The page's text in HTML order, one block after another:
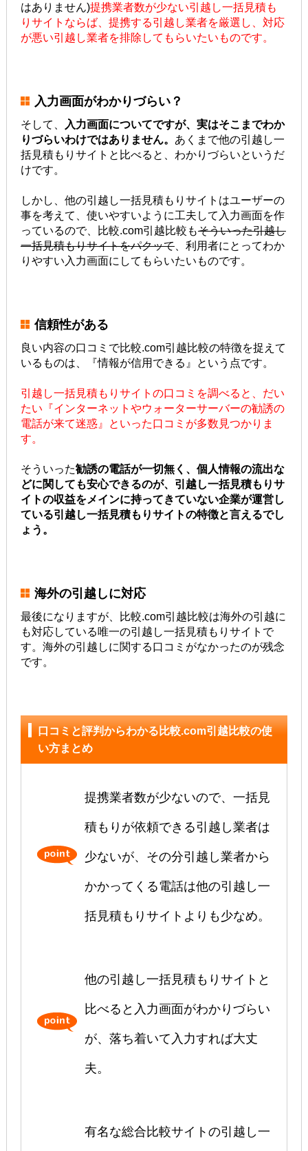
はありません)提携業者数が少ない引越し一括見積も
りサイトならば、提携する引越し業者を厳選し、対応
が悪い引越し業者を排除してもらいたいものです。
入力画面がわかりづらい？
そして、
入力画面についてですが、実はそこまでわか
りづらいわけではありません。 あくまで他の引越し一
括見積もりサイトと比べると、わかりづらいというだ
けです。
しかし、他の引越し一括見積もりサイトはユーザーの
事を考えて、使いやすいように工夫して入力画面を作
っているので、比較.com引越比較もそういった引越し
一括見積もりサイトをパクッて、利用者にとってわか
りやすい入力画面にしてもらいたいものです。
信頼性がある
良い内容の口コミで比較.com引越比較の特徴を捉えて
いるものは、『情報が信用できる』という点です。
引越し一括見積もりサイトの口コミを調べると、だい
たい『インターネットやウォーターサーバーの勧誘の
電話が来て迷惑』といった口コミが多数見つかりま
す。
そういった勧誘の電話が一切無く、個人情報の流出な
どに関しても安心できるのが、引越し一括見積もりサ
イトの収益をメインに持ってきていない企業が運営し
ている引越し一括見積もりサイトの特徴と言えるでし
ょう。
海外の引越しに対応
最後になりますが、比較.com引越比較は海外の引越に
も対応している唯一の引越し一括見積もりサイトで
す。海外の引越しに関する口コミがなかったのが残念
です。
口コミと評判からわかる比較.com引越比較の使
い方まとめ
提携業者数が少ないので、一括見
積もりが依頼できる引越し業者は
少ないが、その分引越し業者から
かかってくる電話は他の引越し一
括見積もりサイトよりも少なめ。
他の引越し一括見積もりサイトと
比べると入力画面がわかりづらい
が、落ち着いて入力すれば大丈
夫。
有名な総合比較サイトの引越し一